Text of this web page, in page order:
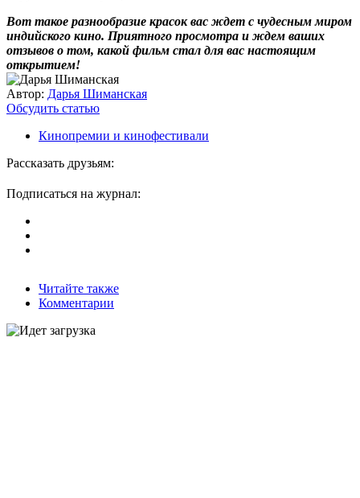
Вот такое разнообразие красок вас ждет с чудесным миром
индийского кино. Приятного просмотра и ждем ваших
отзывов о том, какой фильм стал для вас настоящим
открытием!
Автор: Дарья Шиманская
Обсудить статью
Кинопремии и кинофестивали
Рассказать друзьям:
Подписаться на журнал:
Читайте также
Комментарии